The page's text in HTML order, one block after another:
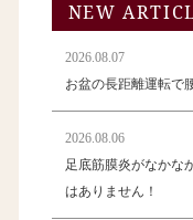
NEW
2026.08.07
お盆の長距離運転で
2026.08.06
足底筋膜炎がなかな
はありません！